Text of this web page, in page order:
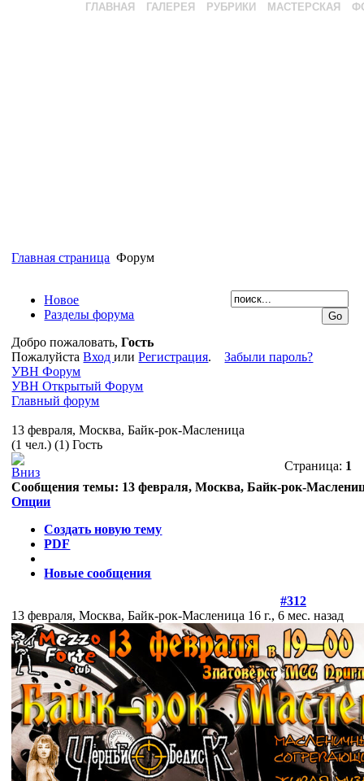
ГЛАВНАЯ ГАЛЕРЕЯ РУБРИКИ МАСТЕРСКАЯ
Главная страница Форум
Новое
Разделы форума
Добро пожаловать,Гость
ПожалуйстаВходилиРегистрация.Забыли пароль?
УВН Форум
УВН Открытый Форум
Главный форум
13 февраля, Москва, Байк-рок-Масленица
(1 чел.) (1) Гость
Страница: 1
Сообщения темы: 13 февраля, Москва, Байк-рок-
Опции
Создать новую тему
PDF
Новые сообщения
#312
13 февраля, Москва, Байк-рок-Масленица 16 г., 6 мес. назад